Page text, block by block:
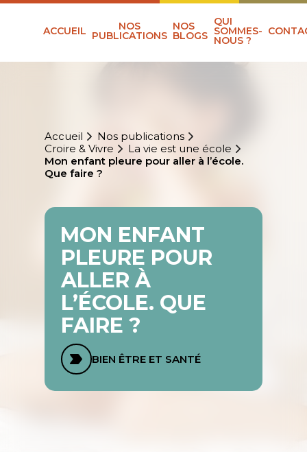
ACCUEIL NOS
PUBLICATIONS
NOS
BLOGS
QUI
SOMMES-
NOUS ?
Accueil
Nos publications
Croire & Vivre
La vie est une école
Mon enfant pleure pour aller à l’école.
Que faire ?
MON ENFANT
PLEURE POUR
ALLER À
L’ÉCOLE. QUE
FAIRE ?
BIEN ÊTRE ET SANTÉ